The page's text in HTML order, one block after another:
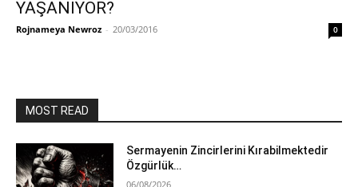
YAŞANIYOR?
Rojnameya Newroz - 20/03/2016 0
MOST READ
Sermayenin Zincirlerini Kırabilmektedir
Özgürlük…
06/08/2026